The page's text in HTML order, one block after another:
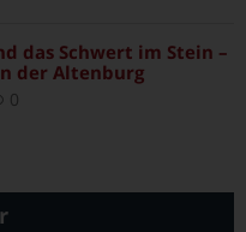
das Schwert im Stein –
der Altenburg
0